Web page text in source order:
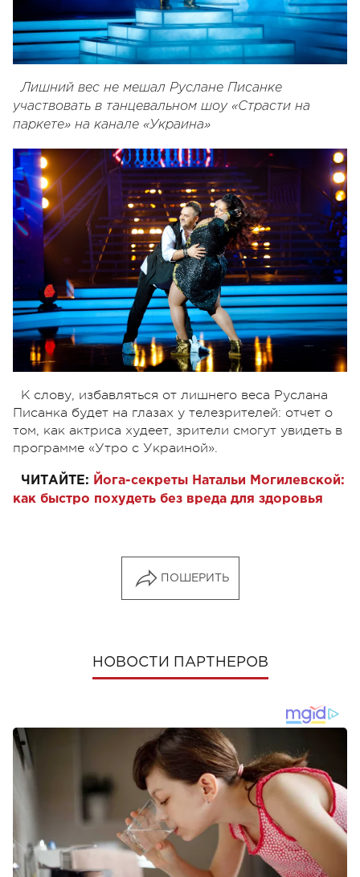
Лишний вес не мешал Руслане Писанке
участвовать в танцевальном шоу «Страсти на
паркете» на канале «Украина»
К слову, избавляться от лишнего веса Руслана
Писанка будет на глазах у телезрителей: отчет о
том, как актриса худеет, зрители смогут увидеть в
программе «Утро с Украиной».
ЧИТАЙТЕ: Йога-секреты Натальи Могилевской:
как быстро похудеть без вреда для здоровья
ПОШЕРИТЬ
НОВОСТИ ПАРТНЕРОВ